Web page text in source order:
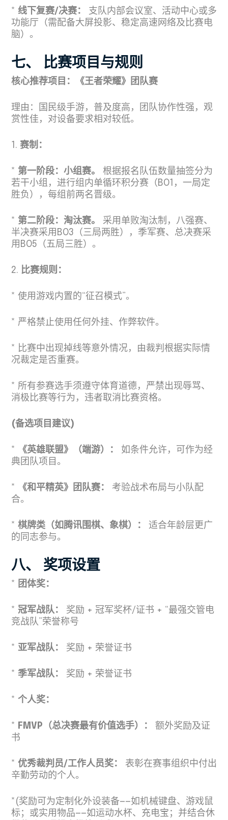
* 线下复赛/决赛：
支队内部会议室、活动中心或多
功能厅（需配备大屏投影、稳定高速网络及比赛电
脑）。
七、 比赛项目与规则
核心推荐项目：《王者荣耀》团队赛
理由：国民级手游，普及度高，团队协作性强，观
赏性佳，对设备要求相对较低。
1. 赛制：
* 第一阶段：小组赛。
根据报名队伍数量抽签分为
若干小组，进行组内单循环积分赛（BO1，一局定
胜负），每组前两名晋级。
* 第二阶段：淘汰赛。
采用单败淘汰制，八强赛、
半决赛采用BO3（三局两胜），季军赛、总决赛采
用BO5（五局三胜）。
2. 比赛规则：
* 使用游戏内置的“征召模式”。
* 严格禁止使用任何外挂、作弊软件。
* 比赛中出现掉线等意外情况，由裁判根据实际情
况裁定是否重赛。
* 所有参赛选手须遵守体育道德，严禁出现辱骂、
消极比赛等行为，违者取消比赛资格。
(备选项目建议)
* 《英雄联盟》（端游）：
如条件允许，可作为经
典团队项目。
* 《和平精英》团队赛：
考验战术布局与小队配
合。
* 棋牌类（如腾讯围棋、象棋）：
适合年龄层更广
的同志参与。
八、 奖项设置
* 团体奖：
* 冠军战队：
奖励 + 冠军奖杯/证书 + “最强交管电
竞战队”荣誉称号
* 亚军战队： 奖励 + 荣誉证书
* 季军战队： 奖励 + 荣誉证书
* 个人奖：
* FMVP（总决赛最有价值选手）：
额外奖励及证
书
* 优秀裁判员/工作人员奖：
表彰在赛事组织中付出
辛勤劳动的个人。
*(奖励可为定制化外设装备——如机械键盘、游戏鼠
标；或实用物品——如运动水杯、充电宝；并结合休